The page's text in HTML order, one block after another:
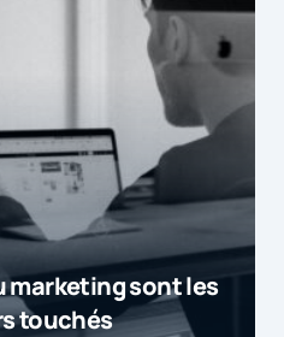
marketing sont les
touchés